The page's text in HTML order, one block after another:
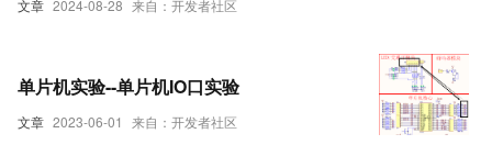
文章 2024-08-28 来自：开发者社区
文章 2023-06-01 来自：开发者社区
单片机实验--单片机IO口实验